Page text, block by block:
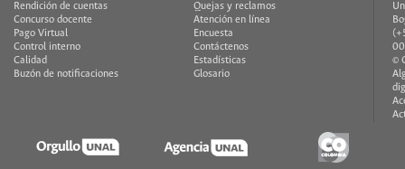
Rendición de cuentas
Concurso docente
Pago Virtual
Control interno
Calidad
Buzón de notificaciones
Quejas y reclamos
Atención en línea
Encuesta
Contáctenos
Estadísticas
Glosario
©